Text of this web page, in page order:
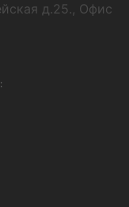
д.25., Офис